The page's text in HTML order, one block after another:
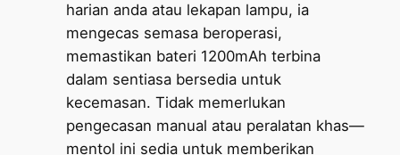
harian anda atau lekapan lampu, ia
mengecas semasa beroperasi,
memastikan bateri 1200mAh terbina
dalam sentiasa bersedia untuk
kecemasan. Tidak memerlukan
pengecasan manual atau peralatan khas—
mentol ini sedia untuk memberikan